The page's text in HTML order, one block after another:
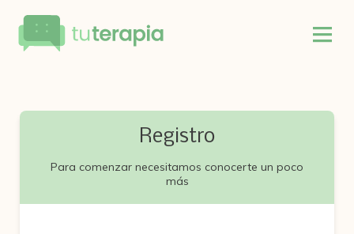
Registro
Para comenzar necesitamos conocerte un poco
más